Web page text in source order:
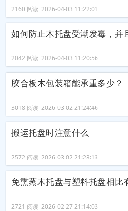
2160 阅读 2026-04-03 11:22:01
如何防止木托盘受潮发霉，并
2042 阅读 2026-04-03 11:20:56
胶合板木包装箱能承重多少？
3018 阅读 2026-03-02 21:24:46
搬运托盘时注意什么
2572 阅读 2026-03-02 21:23:13
免熏蒸木托盘与塑料托盘相比
2721 阅读 2026-02-27 21:14:03